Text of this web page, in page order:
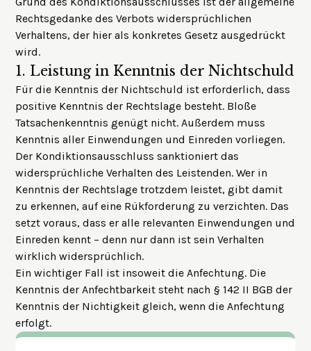
Rechtsgedanke des Verbots widersprüchlichen
Verhaltens, der hier als konkretes Gesetz ausgedrückt
wird.
1. Leistung in Kenntnis der Nichtschuld
Für die Kenntnis der Nichtschuld ist erforderlich, dass
positive Kenntnis der Rechtslage besteht. Bloße
Tatsachenkenntnis genügt nicht. Außerdem muss
Kenntnis aller Einwendungen und Einreden vorliegen.
Der Kondiktionsausschluss sanktioniert das
widersprüchliche Verhalten des Leistenden. Wer in
Kenntnis der Rechtslage trotzdem leistet, gibt damit
zu erkennen, auf eine Rükforderung zu verzichten. Das
setzt voraus, dass er alle relevanten Einwendungen und
Einreden kennt – denn nur dann ist sein Verhalten
wirklich widersprüchlich.
Ein wichtiger Fall ist insoweit die Anfechtung. Die
Kenntnis der Anfechtbarkeit steht nach § 142 II BGB der
Kenntnis der Nichtigkeit gleich, wenn die Anfechtung
erfolgt.